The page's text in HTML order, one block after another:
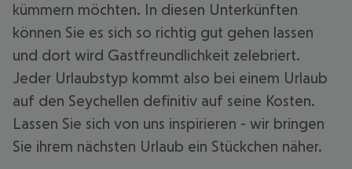
kümmern möchten. In diesen Unterkünften
können Sie es sich so richtig gut gehen lassen
und dort wird Gastfreundlichkeit zelebriert.
Jeder Urlaubstyp kommt also bei einem Urlaub
auf den Seychellen definitiv auf seine Kosten.
Lassen Sie sich von uns inspirieren - wir bringen
Sie ihrem nächsten Urlaub ein Stückchen näher.